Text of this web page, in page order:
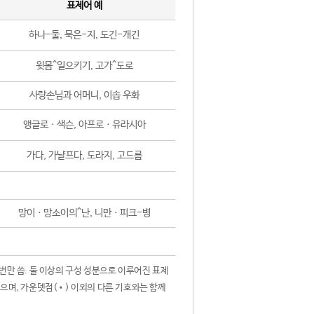
표제어 예
하나-둘, 묵은-지, 도긴-개긴
윗몸^일으키기, 고가^도로
사랑손님과 어머니, 이솝 우화
앵글로ㆍ색슨, 아프로ㆍ유라시아
가다, 가냘프다, 도라지, 고드름
망이ㆍ망소이의^난, 니만ㆍ피크-병
씀. 둘 이상의 구성 성분으로 이루어진 표제
며, 가운뎃점(•) 이외의 다른 기호와는 함께